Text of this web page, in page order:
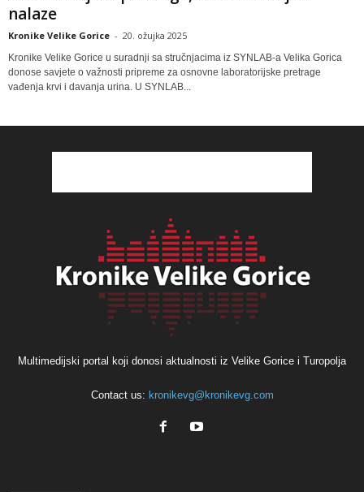
nalaze
Kronike Velike Gorice - 20. ožujka 2025
Kronike Velike Gorice u suradnji sa stručnjacima iz SYNLAB-a Velika Gorica
donose savjete o važnosti pripreme za osnovne laboratorijske pretrage
vađenja krvi i davanja urina. U SYNLAB...
Multimedijski portal koji donosi aktualnosti iz Velike Gorice i Turopolja
Contact us: kronikevg@kronikevg.com